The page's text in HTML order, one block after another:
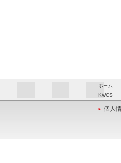
ホーム
KWCS
個人